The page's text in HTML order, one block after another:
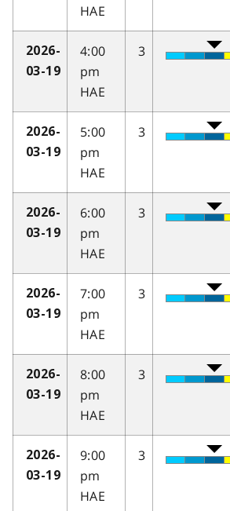
HAE
2026-
03-19
4:00
pm
HAE
3
2026-
03-19
5:00
pm
HAE
3
2026-
03-19
6:00
pm
HAE
3
2026-
03-19
7:00
pm
HAE
3
2026-
03-19
8:00
pm
HAE
3
2026-
03-19
9:00
pm
HAE
3